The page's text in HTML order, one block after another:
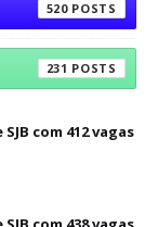
520
231
com 412 vagas